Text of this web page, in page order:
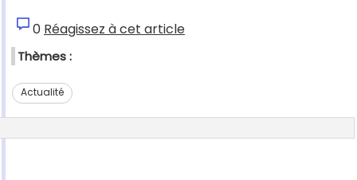
0 Réagissez à cet article
Thèmes :
Actualité